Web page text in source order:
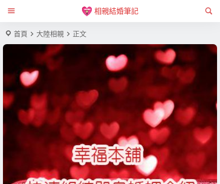
相親結婚筆記
首頁 大陸相親 正文